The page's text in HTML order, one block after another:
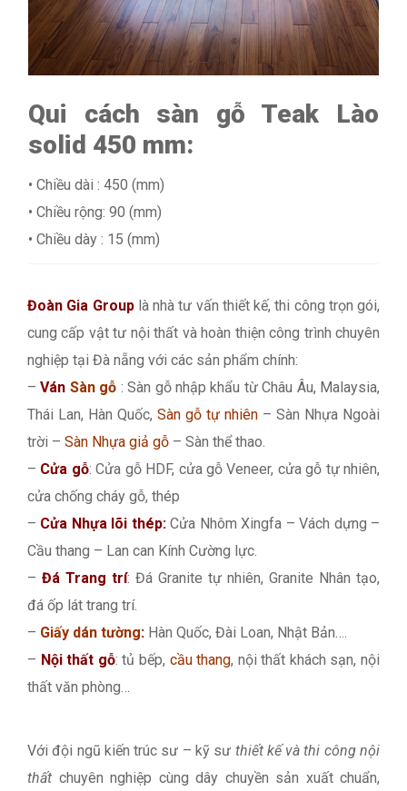
Qui cách sàn gỗ Teak Lào
solid 450 mm:
• Chiều dài : 450 (mm)
• Chiều rộng: 90 (mm)
• Chiều dày : 15 (mm)
Đoàn Gia Grouplà nhà tư vấn thiết kế, thi công trọn gói,
cung cấp vật tư nội thất và hoàn thiện công trình chuyên
nghiệp tại Đà nẵng với các sản phẩm chính:
–Ván Sàn gỗ : Sàn gỗ nhập khẩu từ Châu Âu, Malaysia,
Thái Lan, Hàn Quốc, Sàn gỗ tự nhiên – Sàn Nhựa Ngoài
trời – Sàn Nhựa giả gỗ – Sàn thể thao.
– Cửa gỗ: Cửa gỗ HDF, cửa gỗ Veneer, cửa gỗ tự nhiên,
cửa chống cháy gỗ, thép
– Cửa Nhựa lõi thép:Cửa Nhôm Xingfa – Vách dựng –
Cầu thang – Lan can Kính Cường lực.
– Đá Trang trí: Đá Granite tự nhiên, Granite Nhân tạo,
đá ốp lát trang trí.
– Giấy dán tường: Hàn Quốc, Đài Loan, Nhật Bản….
– Nội thất gỗ: tủ bếp, cầu thang, nội thất khách sạn, nội
thất văn phòng…
Với đội ngũ kiến trúc sư – kỹ sư thiết kế và thi công nội
thất chuyên nghiệp cùng dây chuyền sản xuất chuẩn,